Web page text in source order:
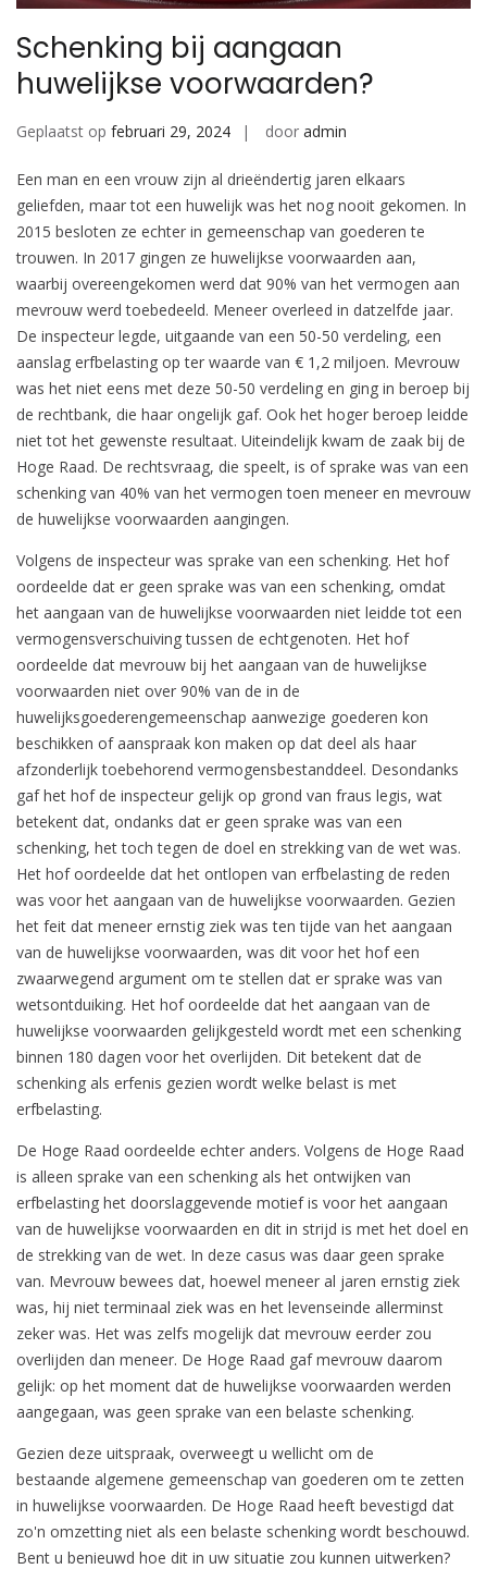
Schenking bij aangaan
huwelijkse voorwaarden?
Geplaatst op februari 29, 2024 door admin
Een man en een vrouw zijn al drieëndertig jaren elkaars
geliefden, maar tot een huwelijk was het nog nooit gekomen. In
2015 besloten ze echter in gemeenschap van goederen te
trouwen. In 2017 gingen ze huwelijkse voorwaarden aan,
waarbij overeengekomen werd dat 90% van het vermogen aan
mevrouw werd toebedeeld. Meneer overleed in datzelfde jaar.
De inspecteur legde, uitgaande van een 50-50 verdeling, een
aanslag erfbelasting op ter waarde van € 1,2 miljoen. Mevrouw
was het niet eens met deze 50-50 verdeling en ging in beroep bij
de rechtbank, die haar ongelijk gaf. Ook het hoger beroep leidde
niet tot het gewenste resultaat. Uiteindelijk kwam de zaak bij de
Hoge Raad. De rechtsvraag, die speelt, is of sprake was van een
schenking van 40% van het vermogen toen meneer en mevrouw
de huwelijkse voorwaarden aangingen.
Volgens de inspecteur was sprake van een schenking. Het hof
oordeelde dat er geen sprake was van een schenking, omdat
het aangaan van de huwelijkse voorwaarden niet leidde tot een
vermogensverschuiving tussen de echtgenoten. Het hof
oordeelde dat mevrouw bij het aangaan van de huwelijkse
voorwaarden niet over 90% van de in de
huwelijksgoederengemeenschap aanwezige goederen kon
beschikken of aanspraak kon maken op dat deel als haar
afzonderlijk toebehorend vermogensbestanddeel. Desondanks
gaf het hof de inspecteur gelijk op grond van fraus legis, wat
betekent dat, ondanks dat er geen sprake was van een
schenking, het toch tegen de doel en strekking van de wet was.
Het hof oordeelde dat het ontlopen van erfbelasting de reden
was voor het aangaan van de huwelijkse voorwaarden. Gezien
het feit dat meneer ernstig ziek was ten tijde van het aangaan
van de huwelijkse voorwaarden, was dit voor het hof een
zwaarwegend argument om te stellen dat er sprake was van
wetsontduiking. Het hof oordeelde dat het aangaan van de
huwelijkse voorwaarden gelijkgesteld wordt met een schenking
binnen 180 dagen voor het overlijden. Dit betekent dat de
schenking als erfenis gezien wordt welke belast is met
erfbelasting.
De Hoge Raad oordeelde echter anders. Volgens de Hoge Raad
is alleen sprake van een schenking als het ontwijken van
erfbelasting het doorslaggevende motief is voor het aangaan
van de huwelijkse voorwaarden en dit in strijd is met het doel en
de strekking van de wet. In deze casus was daar geen sprake
van. Mevrouw bewees dat, hoewel meneer al jaren ernstig ziek
was, hij niet terminaal ziek was en het levenseinde allerminst
zeker was. Het was zelfs mogelijk dat mevrouw eerder zou
overlijden dan meneer. De Hoge Raad gaf mevrouw daarom
gelijk: op het moment dat de huwelijkse voorwaarden werden
aangegaan, was geen sprake van een belaste schenking.
Gezien deze uitspraak, overweegt u wellicht om de
bestaande algemene gemeenschap van goederen om te zetten
in huwelijkse voorwaarden. De Hoge Raad heeft bevestigd dat
zo'n omzetting niet als een belaste schenking wordt beschouwd.
Bent u benieuwd hoe dit in uw situatie zou kunnen uitwerken?